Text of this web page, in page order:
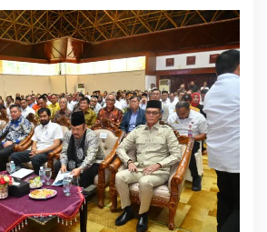
n
K
o
n
e
k
t
i
v
i
t
a
s
A